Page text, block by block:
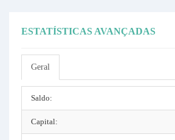
ESTATÍSTICAS AVANÇADAS
Geral
Saldo:
Capital: